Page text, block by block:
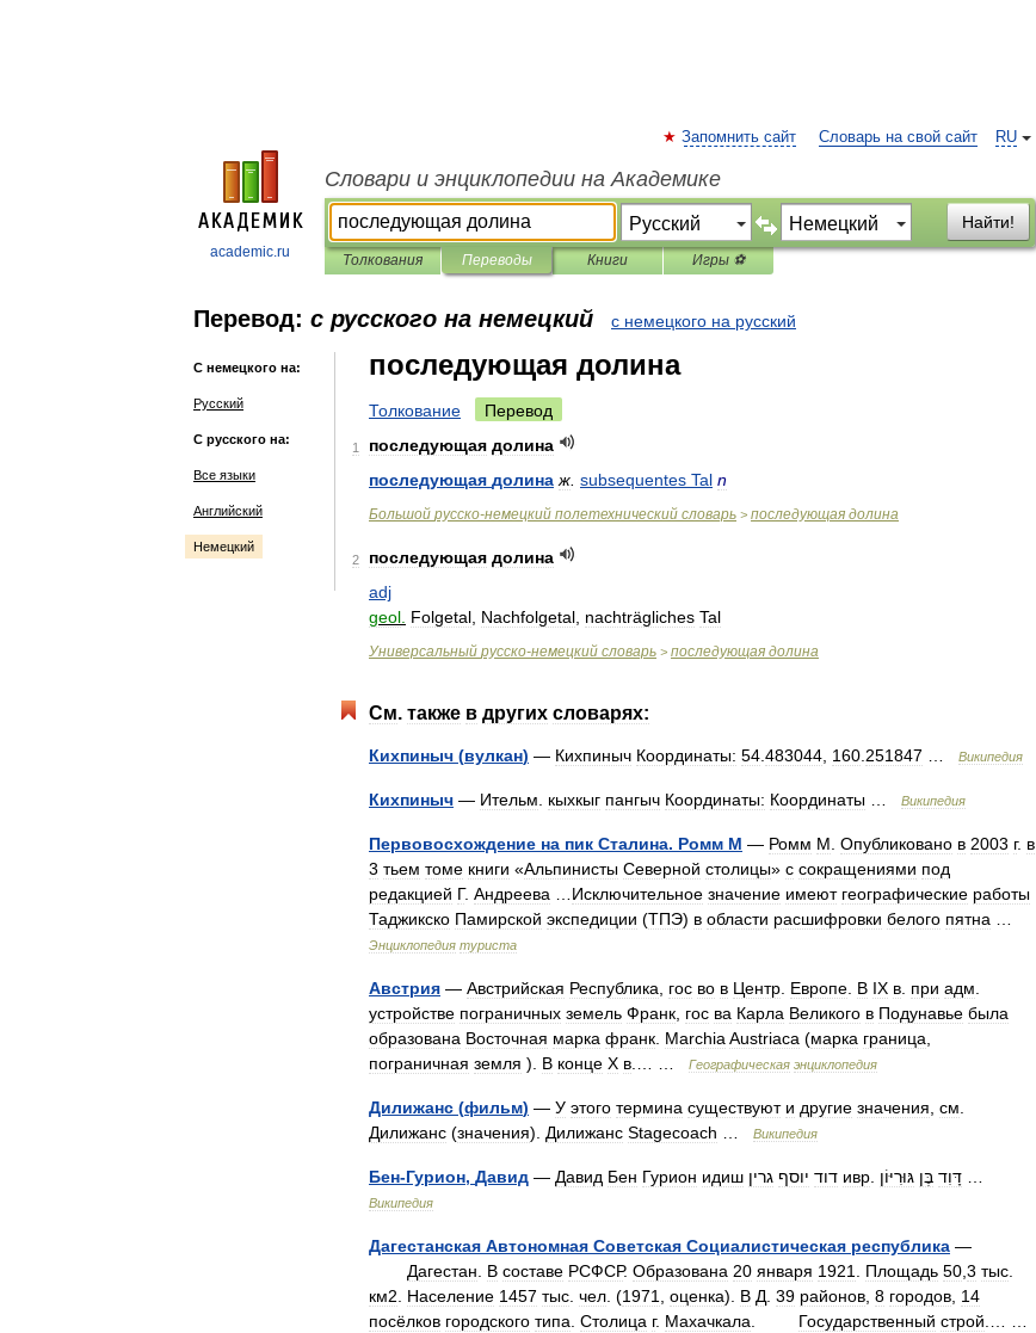
academic.ru
RU
Запомнить сайт Словарь на свой сайт
Словари и энциклопедии на Академике
Найти!
Толкования Переводы Книги Игры ⚽
Перевод: с русского на немецкий с немецкого на русский
С немецкого на:
Русский
С русского на:
Все языки
Английский
Немецкий
последующая долина
Толкование Перевод
1 последующая долина
последующая долина ж subsequentes Tal n
Большой русско-немецкий полетехнический словарь > последующая долина
2 последующая долина
adj
geol Folgetal Nachfolgetal nachträgliches Tal
Универсальный русско-немецкий словарь > последующая долина
См. также в других словарях:
Кихпиныч (вулкан) — Кихпиныч Координаты: 54 483044 160 251847 Википедия
Кихпиныч — Ительм кыхкыг пангыч Координаты: Координаты Википедия
Первовосхождение на пик Сталина. Ромм М — Ромм М Опубликовано в 2003 г. в
3 тьем томе книги «Альпинисты Северной столицы» с сокращениями под
редакцией Г. Андреева Исключительное значение имеют географические работы
Таджикско Памирской экспедиции (ТПЭ) в области расшифровки белого пятна
Энциклопедия туриста
Австрия — Австрийская Республика гос во в Центр Европе В IX в при адм
устройстве пограничных земель Франк гос ва Карла Великого в Подунавье была
образована Восточная марка франк Marchia Austriaca (марка граница
пограничная земля ). В конце X в Географическая энциклопедия
Дилижанс (фильм) — У этого термина существуют и другие значения см
Дилижанс (значения). Дилижанс Stagecoach Википедия
Бен-Гурион, Давид — Давид Бен Гурион идиш דוד יוסף גרין ивр דָּוִד בֶּן
Википедия
Дагестанская Автономная Советская Социалистическая республика —
Дагестан
В составе РСФСР. Образована 20 января 1921 Площадь 50 3 тыс
км2
Население 1457 тыс чел . (1971 оценка). В Д 39 районов 8 городов 14
посёлков городского типа Столица г. Махачкала Государственный строй